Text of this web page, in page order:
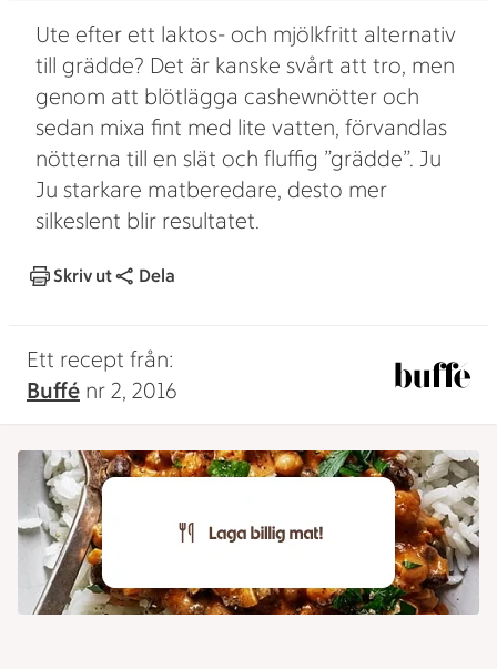
Ute efter ett laktos- och mjölkfritt alternativ
till grädde? Det är kanske svårt att tro, men
genom att blötlägga cashewnötter och
sedan mixa fint med lite vatten, förvandlas
nötterna till en slät och fluffig ”grädde”. Ju
Ju starkare matberedare, desto mer
silkeslent blir resultatet.
Skriv ut Dela
Ett recept från:
Buffé nr 2, 2016